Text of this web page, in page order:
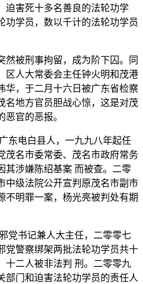
迫害死十多名善良的法轮功学
功学员，数以千计的法轮功学员
然被刑事拘留，成为阶下囚。同
区人大常委会主任钟火明和茂港
华，于二月十六日被广东省检察
名地方官员胆战心惊，这是对茂
官的恶报。
东电白县人，一九九八年起任
茂名市委常委、茂名市政府常务
其涉嫌陈绍基案 而被查。二零
中级法院公开宣判原茂名市副市
不明罪一案，杨光亮被判处有期
党书记兼人大主任，二零零七
党警察绑架两批法轮功学员共十
十二人被非法判 刑。二零零九
部门和迫害法轮功学员的责任人